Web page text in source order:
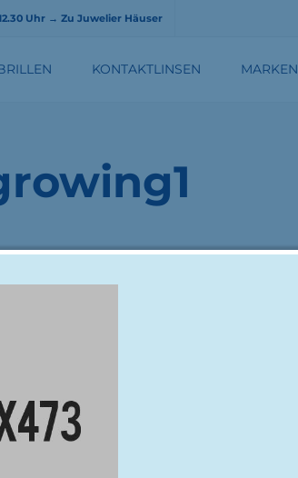
Uhr → Zu Juwelier Häuser
KONTAKTLINSEN MARKEN